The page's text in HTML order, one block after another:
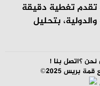
تقدم تغطية دقيقة
بتحليل
نحن ؟اتصل بنا !
بريس 2025©